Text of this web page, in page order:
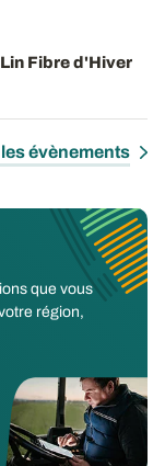
Fibre d'Hiver
évènements
que vous
région,